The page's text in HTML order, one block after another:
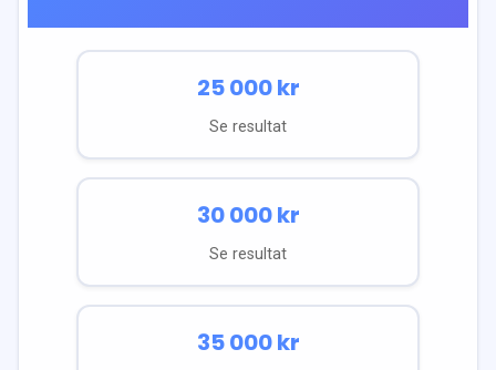
25 000kr
Se resultat
30 000kr
Se resultat
35 000kr